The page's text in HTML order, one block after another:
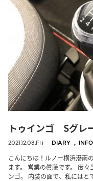
トゥインゴ Sグレ
2021.12.03.Fri DIARY , INFO
こんにちは！ルノー横浜港南
ます。 営業の眞藤です。 度
ンゴ。 内装の面で、私にはと